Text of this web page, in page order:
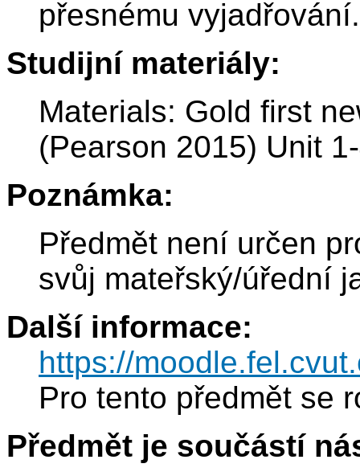
přesnému
Studijní materiály:
Materials: Gold first
(Pearson 2015) Unit
Poznámka:
Předmět není určen
svůj mateřský/úřední
Další informace:
https://
Pro tento předmět se
Předmět je součástí